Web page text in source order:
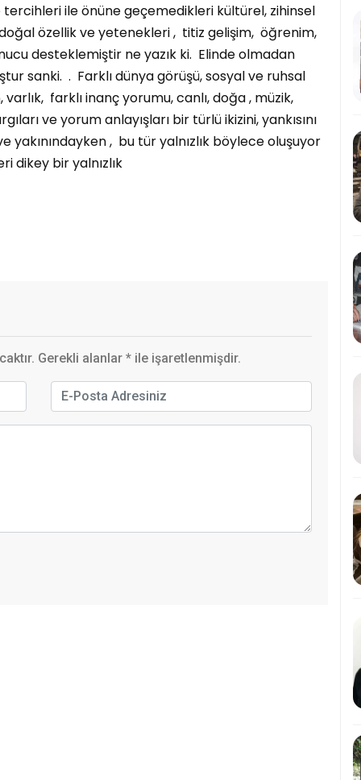
ile önüne geçemedikleri kültürel, zihinsel
doğal özellik ve yetenekleri , titiz gelişim, öğrenim,
desteklemiştir ne yazık ki. Elinde olmadan
sanki. . Farklı dünya görüşü, sosyal ve ruhsal
farklı inanç yorumu, canlı, doğa , müzik,
ve yorum anlayışları bir türlü ikizini, yankısını
yakınındayken , bu tür yalnızlık böylece oluşuyor
dikey bir yalnızlık
Gerekli alanlar * ile işaretlenmişdir.